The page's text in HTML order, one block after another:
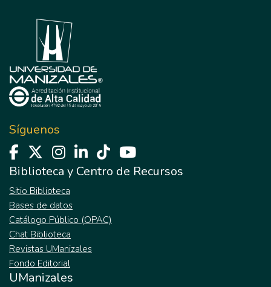
Síguenos
Biblioteca y Centro de Recursos
Sitio Biblioteca
Bases de datos
Catálogo Público (OPAC)
Chat Biblioteca
Revistas UManizales
Fondo Editorial
UManizales